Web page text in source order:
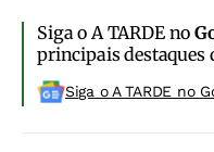
Siga o A TARDE no
principais destaques
Siga o A TARDE no